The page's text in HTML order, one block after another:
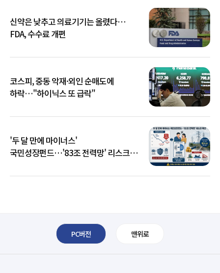
신약은 낮추고 의료기기는 올렸다…
FDA, 수수료 개편
코스피, 중동 악재·외인 순매도에
하락…"하이닉스 또 급락"
'두 달 만에 마이너스'
국민성장펀드…'83조 전력망' 리스크
PC버전 맨위로